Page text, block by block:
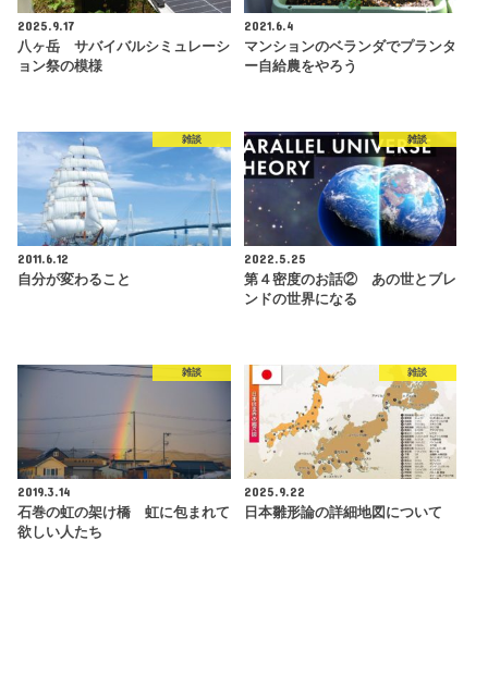
2025.9.17
八ヶ岳 サバイバルシミュレーシ
ョン祭の模様
2021.6.4
マンションのベランダでプランタ
ー自給農をやろう
雑談
2011.6.12
自分が変わること
雑談
2022.5.25
第４密度のお話② あの世とブレ
ンドの世界になる
雑談
2019.3.14
石巻の虹の架け橋 虹に包まれて
欲しい人たち
雑談
2025.9.22
日本雛形論の詳細地図について